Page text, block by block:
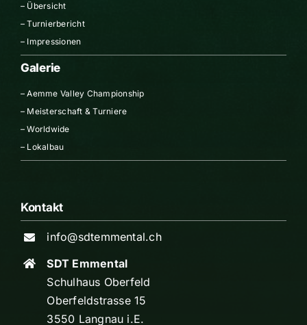
– Übersicht
–Turnierbericht
– Impressionen
Galerie
–Aemme Valley Championship
– Meisterschaft & Turniere
–Worldwide
– Lokalbau
Kontakt
info@sdtemmental.ch
SDT Emmental
Schulhaus Oberfeld
Oberfeldstrasse 15
3550 Langnau i.E.